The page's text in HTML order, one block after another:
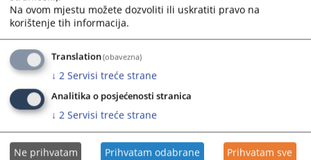
mark
key
to
get
the
keyboard
shortcuts
for
changing
dates.
mark
key
to
get
the
shortcuts
for
changing
dates.
Na ovom mjestu možete dozvoliti ili uskratiti pravo na
korištenje tih informacija.
Translation(obavezna)
↓ 2 Servisi treće strane
Analitika o posjećenosti stranica
↓ 2 Servisi treće strane
Ne prihvatam Prihvatam odabrane Prihvatam sve